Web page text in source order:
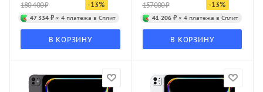
180 400₽ -13%
47 334 ₽ × 4 платежа в Сплит
В КОРЗИНУ
157 000₽ -13%
41 206 ₽× 4 платежа в Сплит
В КОРЗИНУ